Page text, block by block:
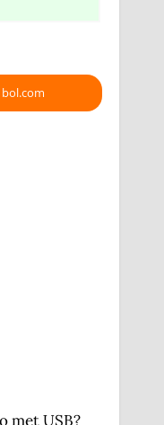
met USB?